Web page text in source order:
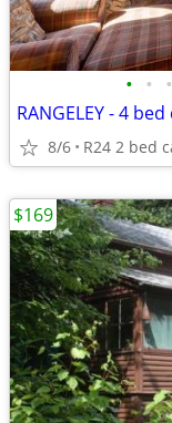
• • •
RANGELEY - 4
8/6 R24 2 bed
$169